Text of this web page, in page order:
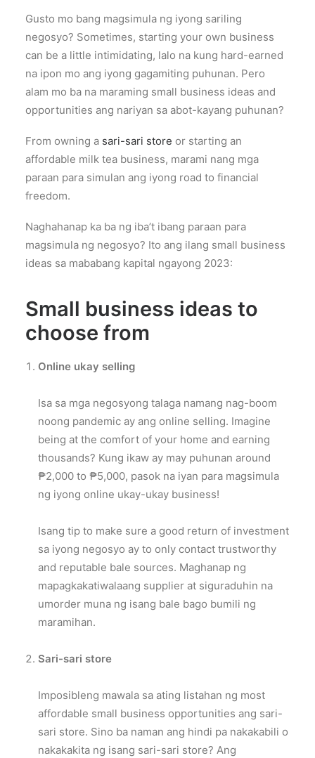
Gusto mo bang magsimula ng iyong sariling
negosyo? Sometimes, starting your own business
can be a little intimidating, lalo na kung hard-earned
na ipon mo ang iyong gagamiting puhunan. Pero
alam mo ba na maraming small business ideas and
opportunities ang nariyan sa abot-kayang puhunan?
From owning a sari-sari store or starting an
affordable milk tea business, marami nang mga
paraan para simulan ang iyong road to financial
freedom.
Naghahanap ka ba ng iba’t ibang paraan para
magsimula ng negosyo? Ito ang ilang small business
ideas sa mababang kapital ngayong 2023:
Small business ideas to
choose from
Online ukay selling
Isa sa mga negosyong talaga namang nag-boom
noong pandemic ay ang online selling. Imagine
being at the comfort of your home and earning
thousands? Kung ikaw ay may puhunan around
₱2,000 to ₱5,000, pasok na iyan para magsimula
ng iyong online ukay-ukay business!
Isang tip to make sure a good return of investment
sa iyong negosyo ay to only contact trustworthy
and reputable bale sources. Maghanap ng
mapagkakatiwalaang supplier at siguraduhin na
umorder muna ng isang bale bago bumili ng
maramihan.
Sari-sari store
Imposibleng mawala sa ating listahan ng most
affordable small business opportunities ang sari-
sari store. Sino ba naman ang hindi pa nakakabili o
nakakakita ng isang sari-sari store? Ang